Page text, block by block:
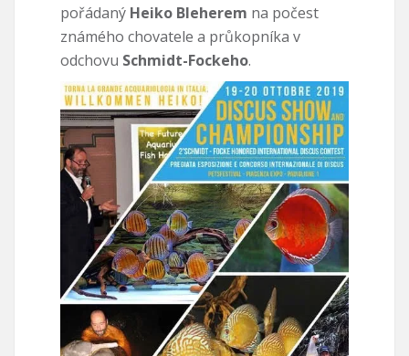
pořádaný Heiko Bleherem na počest
známého chovatele a průkopníka v
odchovu Schmidt-Fockeho.